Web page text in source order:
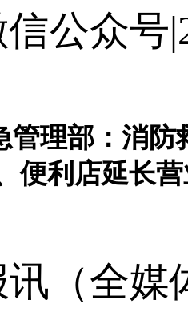
公众号
管理部：消
便利店延长营
全媒